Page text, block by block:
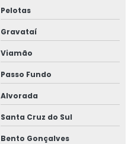
Pelotas
Gravataí
Viamão
Passo Fundo
Alvorada
Santa Cruz do Sul
Bento Gonçalves